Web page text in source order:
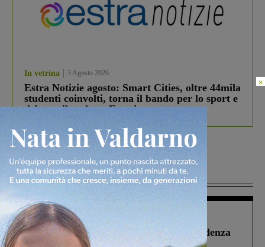
In vetrina 3 Agosto 2026
Estra Notizie agosto: Smart Cities, oltre 44mila
studenti coinvolti, torna il bando per lo sport e
debutta il podcast Estrair
Più lette
Figline Incisa Valdarno 1 Agosto 2026
Piscina di Figline finanziata oltre la scadenza
Pnrr, il gruppo di Fratelli d’Italia: “Un
×